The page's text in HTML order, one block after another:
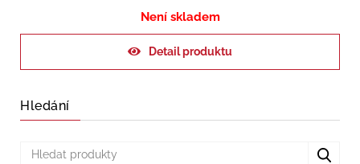
Není skladem
Detail produktu
Hledání